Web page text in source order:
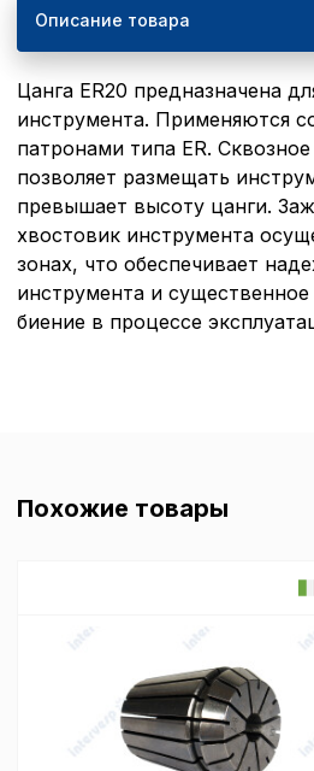
Описание товара
Цанга ER20 предназначена
инструмента. Применяются
патронами типа ER.
позволяет размещать
превышает высоту цанги.
хвостовик инструмента
зонах, что обеспечивает
инструмента и
биение в процессе
Похожие товары